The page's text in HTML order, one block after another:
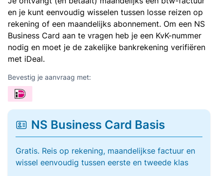
en je kunt eenvoudig wisselen tussen losse reizen op
rekening of een maandelijks abonnement. Om een NS
Business Card aan te vragen heb je een KvK-nummer
nodig en moet je de zakelijke bankrekening verifiëren
met iDeal.
Bevestig je aanvraag met:
NS Business Card Basis
Gratis. Reis op rekening, maandelijkse factuur en
wissel eenvoudig tussen eerste en tweede klas